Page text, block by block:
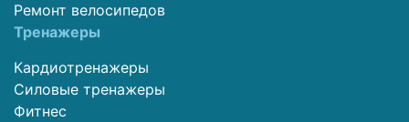
Ремонт велосипедов
Тренажеры
Кардиотренажеры
Силовые тренажеры
Фитнес